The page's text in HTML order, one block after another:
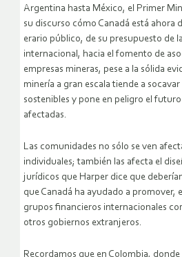
Argentina hasta México, el Primer
su discurso cómo Canadá está ahora
erario público, de su presupuesto de
internacional, hacia el fomento de
empresas mineras, pese a la sólida
minería a gran escala tiende a
sostenibles y pone en peligro el
afectadas.
Las comunidades no sólo se ven
individuales; también las afecta el
jurídicos que Harper dice que
que Canadá ha ayudado a promover,
grupos financieros internacionales
otros gobiernos extranjeros.
Recordamos que en Colombia,